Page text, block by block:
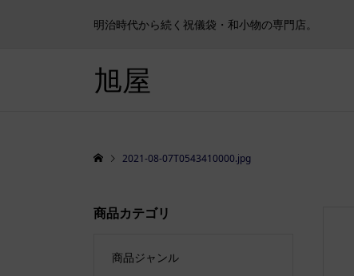
明治時代から続く祝儀袋・和小物の専門店。
旭屋
2021-08-07T0543410000.jpg
商品カテゴリ
商品ジャンル